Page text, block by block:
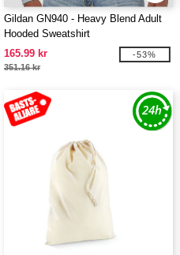
Gildan GN940 - Heavy Blend Adult
Hooded Sweatshirt
165.99 kr
351.16 kr
-53%